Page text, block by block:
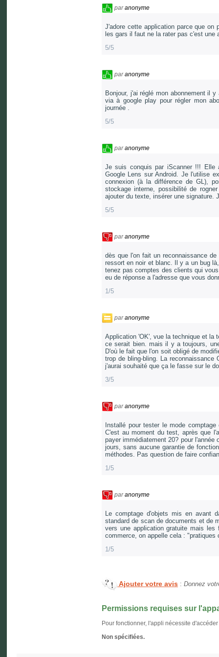
paranonyme
J'adore cette application parce que
les gars il faut ne la rater pas c'est
5/5
paranonyme
Bonjour, j'ai réglé mon abonnement il
via à google play pour régler mon
journée .
5/5
paranonyme
Je suis conquis par iScanner !!! Elle
Google Lens sur Android. Je l'utilise
connexion (à la différence de GL),
stockage interne, possibilité de
ajouter du texte, insérer une signature.
5/5
paranonyme
dès que l'on fait un reconnaissance
ressort en noir et blanc. Il y a un bug
tenez pas comptes des clients qui
eu de réponse a l'adresse que vous
1/5
paranonyme
Application 'OK', vue la technique et la
ce serait bien. mais il y a toujours,
D'où le fait que l'on soit obligé de
trop de bling-bling. La
j'aurai souhaité que ça le fasse sur le
3/5
paranonyme
Installé pour tester le mode
C'est au moment du test, après que
payer immédiatement 20? pour
jours, sans aucune garantie de
méthodes. Pas question de faire
1/5
paranonyme
Le comptage d'objets mis en avant
standard de scan de documents et de
vers une application gratuite mais
commerce, on appelle cela :
1/5
Ajouter votre avis : Donnez
Permissions requises sur
Pour fonctionner, l'appli nécessite
Non spécifiées.